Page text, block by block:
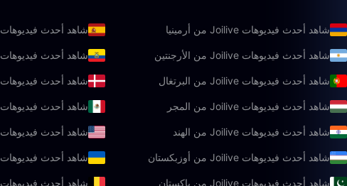
شاهد أحدث فيديوهات Joilive من أرمينيا شاهد أحدث فيديوهات Joilive من إسبانيا
شاهد أحدث فيديوهات Joilive من الأرجنتين شاهد أحدث فيديوهات Joilive من الإكوادور
شاهد أحدث فيديوهات Joilive من البرتغال شاهد أحدث فيديوهات Joilive من الدنمارك
شاهد أحدث فيديوهات Joilive من المجر شاهد أحدث فيديوهات Joilive من المكسيك
شاهد أحدث فيديوهات Joilive من الهند شاهد أحدث فيديوهات Joilive من الولايات المتحدة
شاهد أحدث فيديوهات Joilive من أوزبكستان شاهد أحدث فيديوهات Joilive من أوكرانيا
شاهد أحدث فيديوهات Joilive من باكستان شاهد أحدث فيديوهات Joilive من بلجيكا